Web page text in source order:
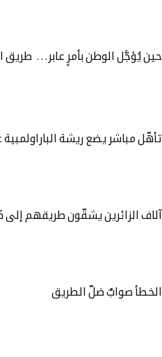
حين يُؤجَّل الوطن بأمرٍ عابر… طريق
تأهّل مباشر يضع ريشة الباراولمبية
آلاف الزائرين يشقّون طريقهم إلى
الخطأ صوابٌ ضلّ الطريق